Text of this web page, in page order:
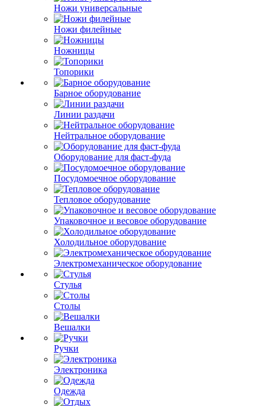
Ножи универсальные
Ножи филейные
Ножницы
Топорики
Барное оборудование
Линии раздачи
Нейтральное оборудование
Оборудование для фаст-фуда
Посудомоечное оборудование
Тепловое оборудование
Упаковочное и весовое оборудование
Холодильное оборудование
Электромеханическое оборудование
Стулья
Столы
Вешалки
Ручки
Электроника
Одежда